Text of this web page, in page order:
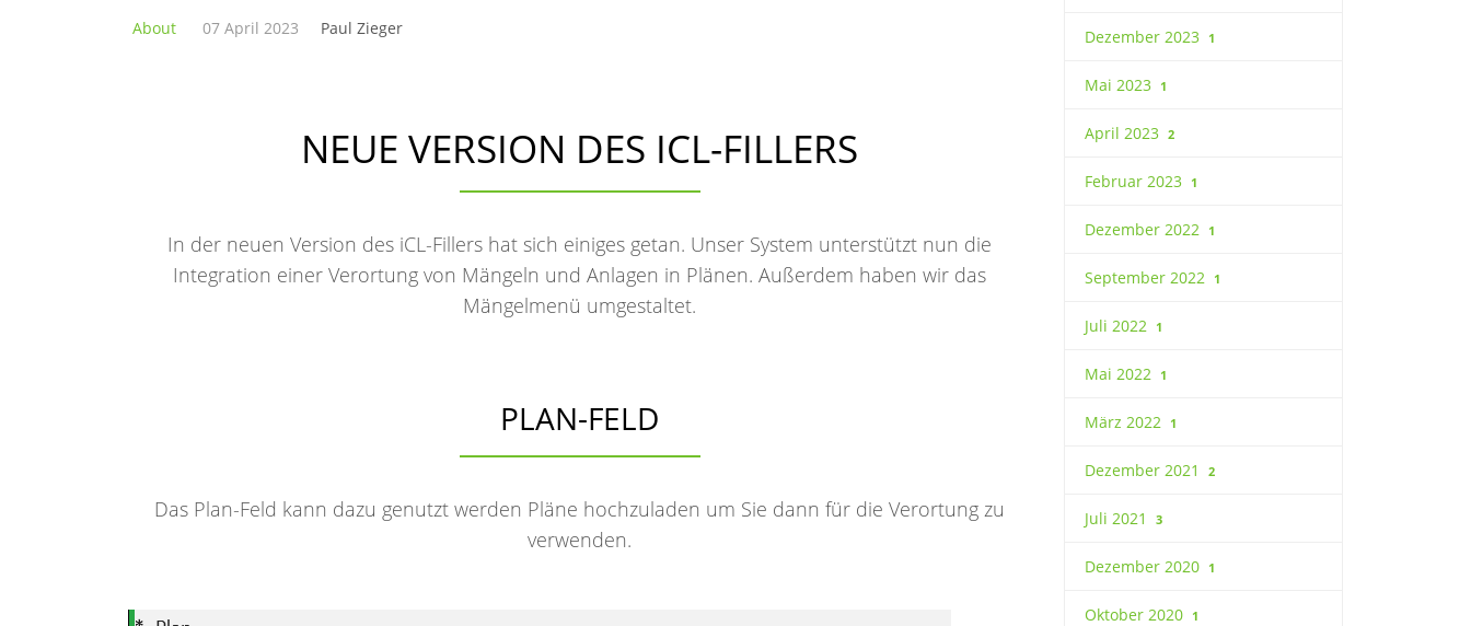
About 07 April 2023 Paul Zieger
NEUE VERSION DES ICL-FILLERS
In der neuen Version des iCL-Fillers hat sich einiges getan. Unser System unterstützt nun die
Integration einer Verortung von Mängeln und Anlagen in Plänen. Außerdem haben wir das
Mängelmenü umgestaltet.
PLAN-FELD
Das Plan-Feld kann dazu genutzt werden Pläne hochzuladen um Sie dann für die Verortung zu
verwenden.
Dezember 2023 1
Mai 2023 1
April 2023 2
Februar 2023 1
Dezember 2022 1
September 2022 1
Juli 2022 1
Mai 2022 1
März 2022 1
Dezember 2021 2
Juli 2021 3
Dezember 2020 1
Oktober 2020 1